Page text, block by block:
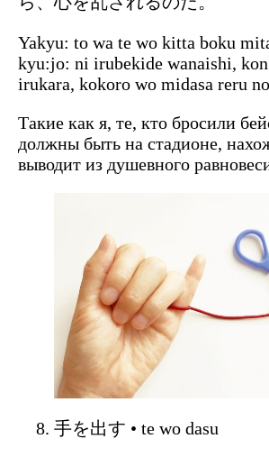
Yakyu: to wa te wo kitta boku
kyu:jo: ni irubekide wanaishi,
irukara, kokoro wo midasa reru
Такие как я, те, кто бросили
должны быть на стадионе,
выводит из душевного
手を出す • te wo dasu